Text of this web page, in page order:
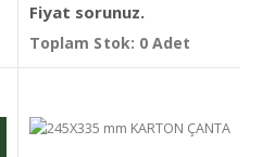
Fiyat sorunuz.
Toplam Stok: 0 Adet